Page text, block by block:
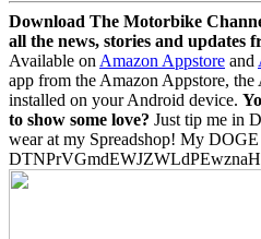
Download The Motorbike
all the news, stories and updates
Available on Amazon Appstore and
app from the Amazon Appstore,
installed on your Android device.
to show some love? Just tip me in
wear at my Spreadshop! My DOGE